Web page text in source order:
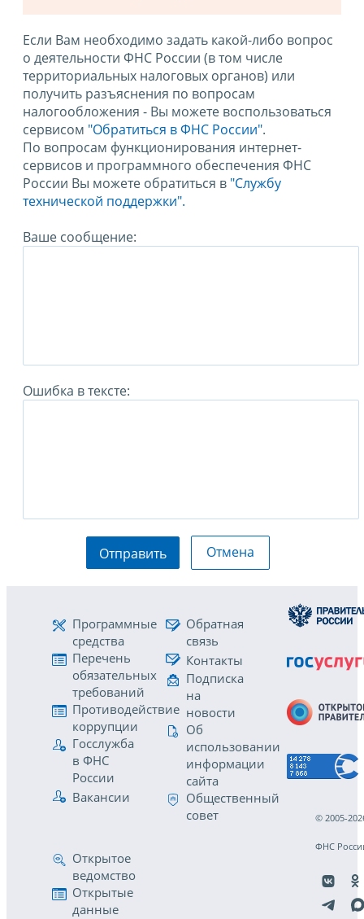
Если Вам необходимо задать какой-либо вопрос
о деятельности ФНС России (в том числе
территориальных налоговых органов) или
получить разъяснения по вопросам
налогообложения - Вы можете воспользоваться
сервисом "Обратиться в ФНС России".
По вопросам функционирования интернет-
сервисов и программного обеспечения ФНС
России Вы можете обратиться в "Службу
технической поддержки".
Ваше сообщение:
Ошибка в тексте:
Отправить Отмена
Программные
средства
Перечень
обязательных
требований
Противодействие
коррупции
Госслужба
в ФНС
России
Вакансии
Обратная
связь
Контакты
Подписка
на
новости
Об
использовании
информации
сайта
Общественный
совет
Открытое
ведомство
Открытые
данные
© 2005-
ФНС